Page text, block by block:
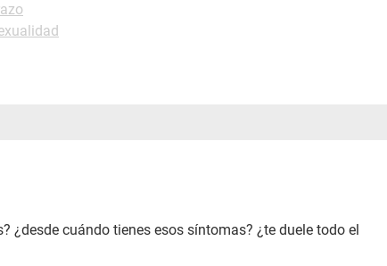
¿desde cuándo tienes esos síntomas? ¿te duele todo el